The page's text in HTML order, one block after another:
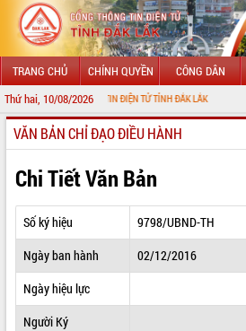
TRANG CHỦ CHÍNH QUYỀN CÔNG DÂN
Thứ hai, 10/08/2026
THÔNG TIN ĐIỆN TỬ TỈNH ĐẮK LẮK
GIỚI THIỆU
LÃNH ĐẠO UBND TỈNH
TIN TỨC SỰ KIỆN
SỞ, BAN, NGÀNH
THÔNG TIN CHỈ ĐẠO ĐIỀU HÀNH
VĂN BẢN CHỈ ĐẠO ĐIỀU HÀNH
Chi Tiết Văn Bản
Số ký hiệu
9798/UBND-TH
Ngày ban hành
02/12/2016
Ngày hiệu lực
Người Ký